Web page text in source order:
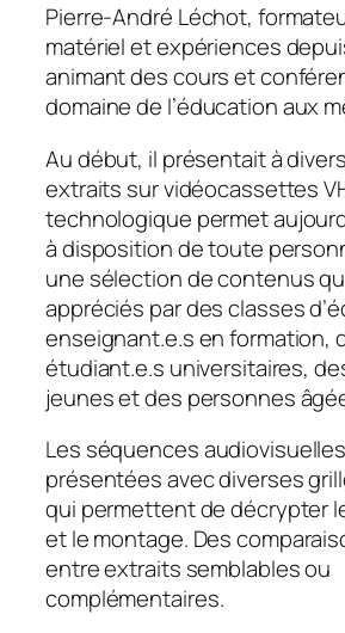
Pierre-André Léchot,
matériel et expériences
animant des cours et
domaine de l’éducation aux
Au début, il présentait à
extraits sur vidéocassettes
technologique permet
à disposition de toute
une sélection de contenus
appréciés par des classes
enseignant.e.s en formation,
étudiant.e.s universitaires,
jeunes et des personnes
Les séquences
présentées avec diverses
qui permettent de décrypter
et le montage. Des
entre extraits semblables ou
complémentaires.